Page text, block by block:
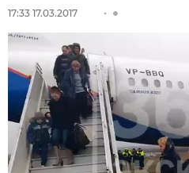
17:33 17.03.2017